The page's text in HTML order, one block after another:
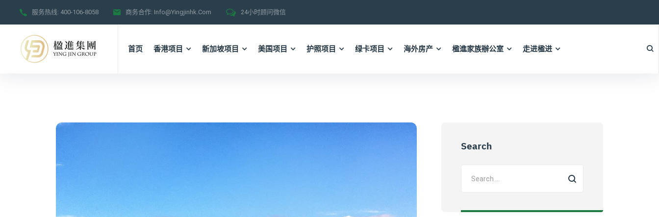
服务热线: 400-106-8058 商务合作: Info@yingjinhk.com 24小时顾问微信
首页 香港项目 新加坡项目 美国项目 护照项目 绿卡项目 海外房产 楹進家族辦公室 走进楹进
Search